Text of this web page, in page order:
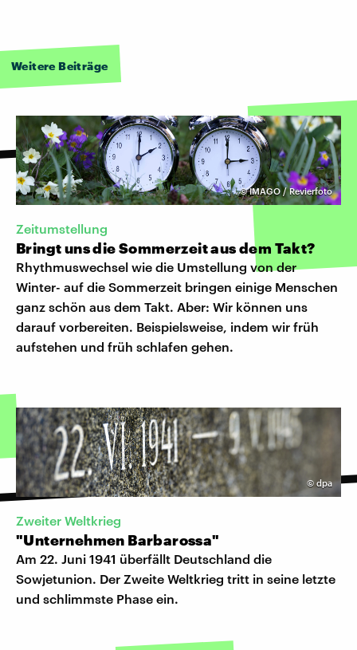
Weitere Beiträge
©IMAGO / Revierfoto
Zeitumstellung
Bringt uns die Sommerzeit aus dem Takt?
Rhythmuswechsel wie die Umstellung von der
Winter- auf die Sommerzeit bringen einige Menschen
ganz schön aus dem Takt. Aber: Wir können uns
darauf vorbereiten. Beispielsweise, indem wir früh
aufstehen und früh schlafen gehen.
© dpa
Zweiter Weltkrieg
"Unternehmen Barbarossa"
Am 22. Juni 1941 überfällt Deutschland die
Sowjetunion. Der Zweite Weltkrieg tritt in seine letzte
und schlimmste Phase ein.